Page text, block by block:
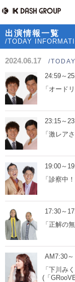
出演情報一覧
/TODAY
2024.06.17 /
24:59～
「オード
23:15～
「激レア
19:00～
「診察中
17:30～
「正解の
AM7:30～
「下川み
(「